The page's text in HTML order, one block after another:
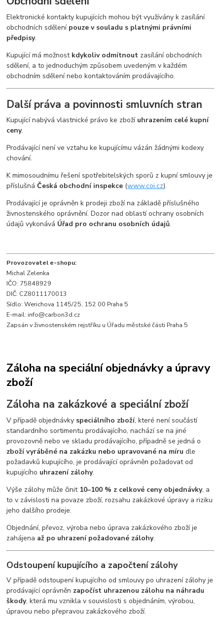
Elektronické kontakty kupujících mohou být využívány k zasílání
obchodních sdělení pouze v souladu s platnými právními
předpisy.
Kupující má možnost kdykoliv odmítnout zasílání obchodních
sdělení, a to jednoduchým způsobem uvedeným v každém
obchodním sdělení nebo kontaktováním prodávajícího.
Další práva a povinnosti smluvních stran
Kupující nabývá vlastnické právo ke zboží uhrazením celé kupní
ceny.
Prodávající není ve vztahu ke kupujícímu vázán žádnými kodexy
chování.
K mimosoudnímu řešení spotřebitelských sporů z kupní smlouvy je
příslušnáČeská obchodní inspekce (www.coi.cz).
Prodávající je oprávněn k prodeji zboží na základě příslušného
živnostenského oprávnění. Dozor nad oblastí ochrany osobních
údajů vykonává Úřad pro ochranu osobních údajů.
Provozovatel e-shopu:
Michal Zelenka
IČO: 75848929
DIČ: CZ8011170013
Sídlo: Werichova 1145/25, 152 00 Praha 5
E-mail: info@carbon3d.cz
Zapsán v živnostenském rejstříku u Úřadu městské části Praha 5
Záloha na speciální objednávky a úpravy
zboží
Záloha na zakázkové a speciální zboží
V případě objednávky speciálního zboží, které není součástí
standardního sortimentu prodávajícího, nachází se na jiné
provozovně nebo ve skladu prodávajícího, případně se jedná o
zboží vyráběné na zakázku nebo upravované na míru dle
požadavků kupujícího, je prodávající oprávněn požadovat od
kupujícího uhrazení zálohy.
Výše zálohy může činit 10–100 % z celkové ceny objednávky, a
to v závislosti na povaze zboží, rozsahu zakázkové úpravy a riziku
jeho dalšího prodeje.
Objednání, převoz, výroba nebo úprava zakázkového zboží je
zahájena až po uhrazení požadované zálohy.
Odstoupení kupujícího a započtení zálohy
V případě odstoupení kupujícího od smlouvy po uhrazení zálohy je
prodávající oprávněn započíst uhrazenou zálohu na náhradu
škody, která mu vznikla v souvislosti s objednáním, výrobou,
úpravou nebo přepravou zakázkového zboží.